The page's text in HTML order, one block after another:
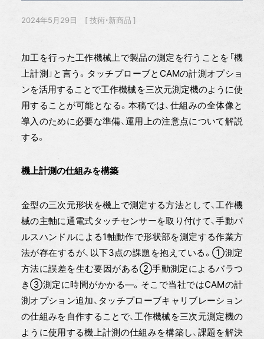
2024年5月29日 技術・新商品
加工を行った工作機械上で製品の測定を行うことを「機
上計測」と言う。タッチプローブとCAMの計測オプショ
ンを活用することで工作機械を三次元測定機のように使
用することが可能となる。本稿では、仕組みの全体像と
導入のために必要な準備、運用上の注意点について解説
する。
機上計測の仕組みを構築
金型の三次元形状を機上で測定する方法として、工作機
械の主軸に通電式タッチセンサーを取り付けて、手動パ
ルスハンドルによる1軸動作で形状部を測定する作業方
法が存在するが、以下3点の課題を抱えている。①測定
方法に誤差を生む要因がある②手動測定によるバラつ
き③測定に時間がかかる—。そこで当社ではCAMの計
測オプション追加、タッチプローブキャリブレーション
の仕組みを自作することで、工作機械を三次元測定機の
ように使用する機上計測の仕組みを構築し、課題を解決